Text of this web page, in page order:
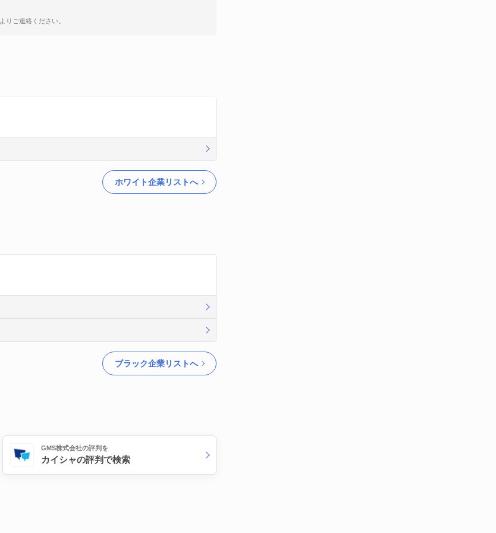
よりご連絡ください。
ホワイト企業リストへ
ブラック企業リストへ
GMS株式会社の評判を
カイシャの評判で検索